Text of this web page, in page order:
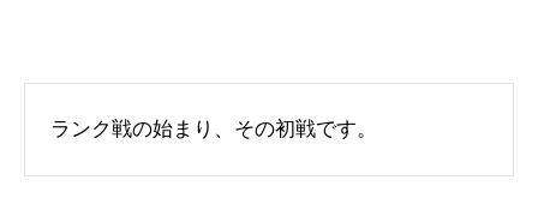
ランク戦の始まり、その初戦です。